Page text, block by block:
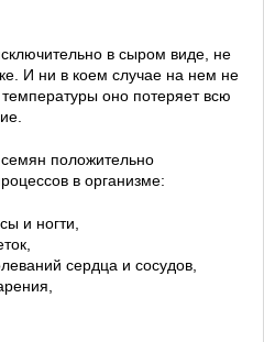
в сыром виде, не
И ни в коем случае на нем не
оно потеряет всю
положительно
в организме:
и ногти,
сердца и сосудов,